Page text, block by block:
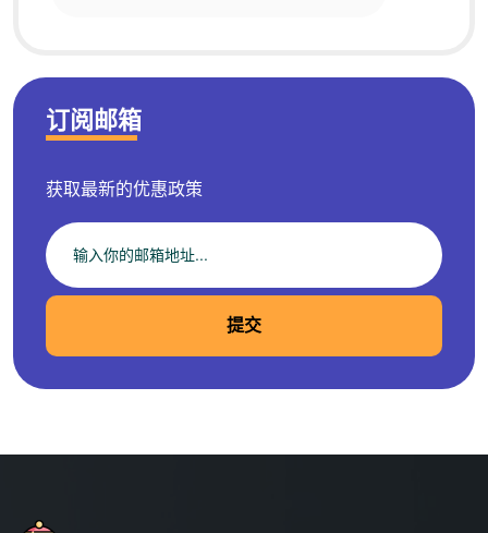
订阅邮箱
获取最新的优惠政策
提交